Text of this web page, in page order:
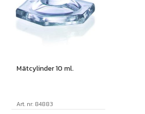
Mätcylinder 10 ml.
Art. nr: 84883